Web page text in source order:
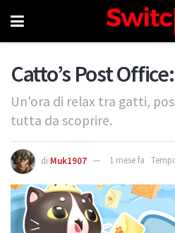
Catto’s Post
Un'ora di relax tra gatti,
tutta da scoprire.
di Muk1907 1 mese fa